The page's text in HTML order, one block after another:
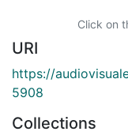
Click on
URI
https://
5908
Collections